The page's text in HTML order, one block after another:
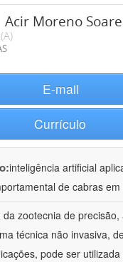
Acir Moreno
E-mail
Currículo
inteligência artificial
de cabras
da zootecnia de precisão,
técnica não invasiva,
pode ser